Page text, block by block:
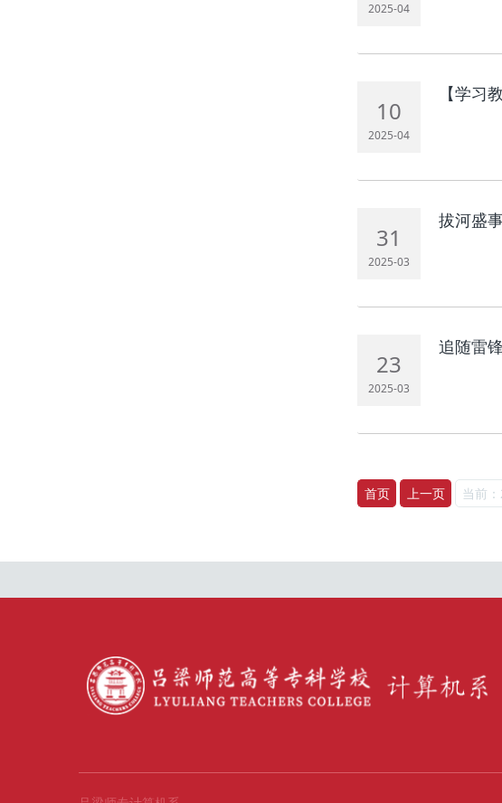
2025-04
10
2025-04
【学习
31
2025-03
拔河盛
23
2025-03
追随雷
首页 上一页 当前